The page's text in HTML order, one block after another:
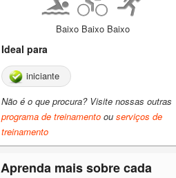
Baixo Baixo Baixo
Ideal para
iniciante
Não é o que procura? Visite nossas outras
programa de treinamento ou serviços de
treinamento
Aprenda mais sobre cada